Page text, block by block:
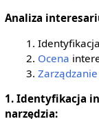
Analiza
Ocena
Zarządzanie
1. Identyfikacja
narzędzia: